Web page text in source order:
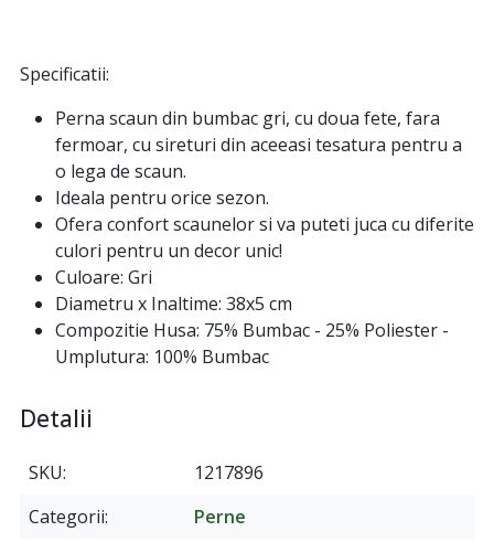
Specificatii:
Perna scaun din bumbac gri, cu doua fete, fara
fermoar, cu sireturi din aceeasi tesatura pentru a
o lega de scaun.
Ideala pentru orice sezon.
Ofera confort scaunelor si va puteti juca cu diferite
culori pentru un decor unic!
Culoare: Gri
Diametru x Inaltime: 38x5 cm
Compozitie Husa: 75% Bumbac - 25% Poliester -
Umplutura: 100% Bumbac
Detalii
SKU
1217896
Categorii
Perne